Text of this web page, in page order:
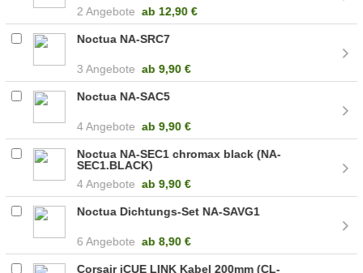
2 Angebote ab 12,90 €
Noctua NA-SRC7
3 Angebote ab 9,90 €
Noctua NA-SAC5
4 Angebote ab 9,90 €
Noctua NA-SEC1 chromax black (NA-
SEC1.BLACK)
4 Angebote ab 9,90 €
Noctua Dichtungs-Set NA-SAVG1
6 Angebote ab 8,90 €
Corsair iCUE LINK Kabel 200mm (CL-